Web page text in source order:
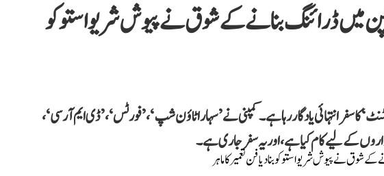
کامیاب-15: بچپن میں ڈرائنگ بنانے کے شوق نے پیوش شریواستو کو
کا سفر انتہائی یادگار رہا ہے۔ کمپنی نے ’سہارا ٹاؤن شپ‘، ’فورٹس‘، ’ڈی ایم آر سی‘،
کے لیے کام کیا ہے، اور یہ سفر جاری ہے۔